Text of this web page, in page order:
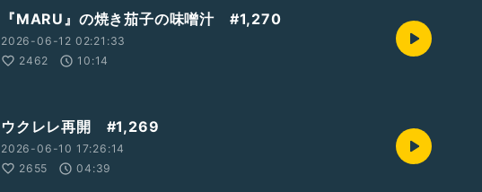
『MARU』の焼き茄子の味噌汁 #1,270
2026-06-12 02:21:33
2462
10:14
ウクレレ再開 #1,269
2026-06-10 17:26:14
2655
04:39